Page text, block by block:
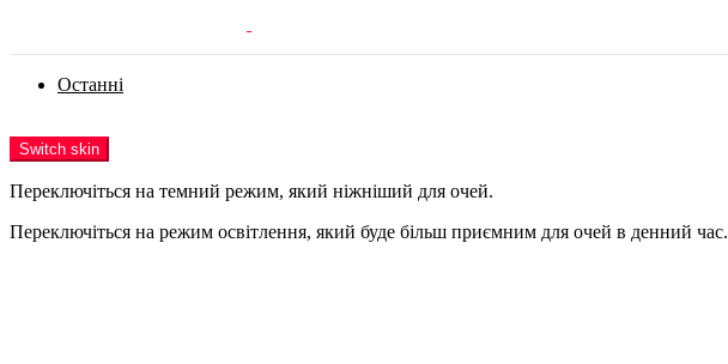
Останні
Switch skin
Переключіться на темний режим, який ніжніший для очей.
Переключіться на режим освітлення, який буде більш приємним для очей в денний час.